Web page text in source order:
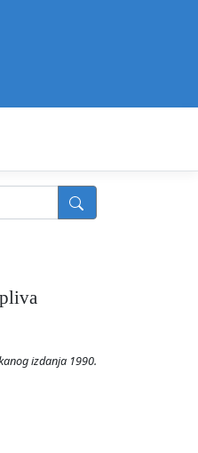
izdanja 1990.